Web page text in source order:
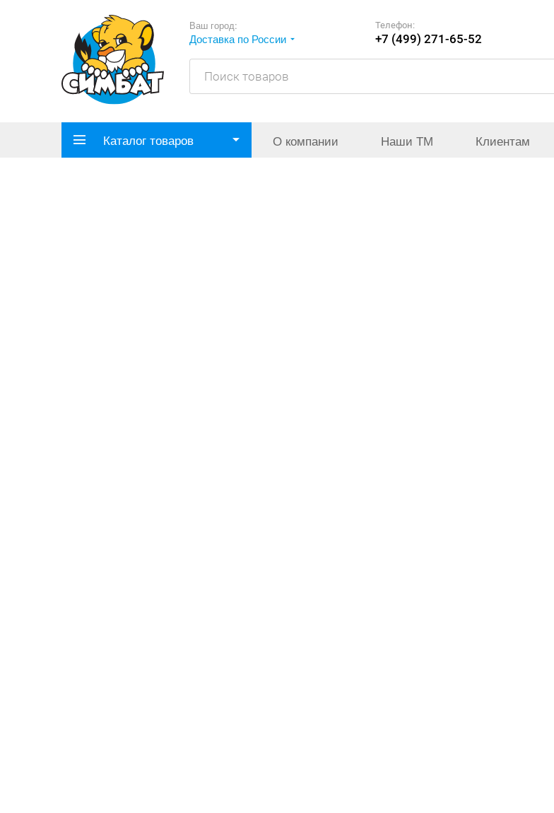
Ваш город:
Доставка по России
Телефон:
+7 (499) 271-65-52
Каталог товаров О компании Наши ТМ Клиентам